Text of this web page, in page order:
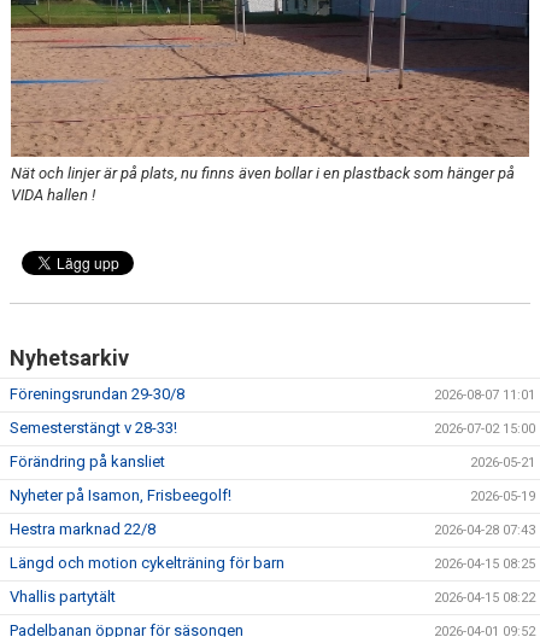
DOKUMENT
VÅRA LAG
MATCHER
TÄVLINGAR
MEDLEMSSKAP 2025
AVGIFTER
GRÖNTIPPEN
Nät och linjer är på plats, nu finns även bollar i en plastback som hänger på
VIDA hallen !
Nyhetsarkiv
Föreningsrundan 29-30/8 2026-08-07 11:01
Semesterstängt v 28-33! 2026-07-02 15:00
Förändring på kansliet 2026-05-21
Nyheter på Isamon, Frisbeegolf! 2026-05-19
Hestra marknad 22/8 2026-04-28 07:43
Längd och motion cykelträning för barn 2026-04-15 08:25
Vhallis partytält 2026-04-15 08:22
Padelbanan öppnar för säsongen 2026-04-01 09:52